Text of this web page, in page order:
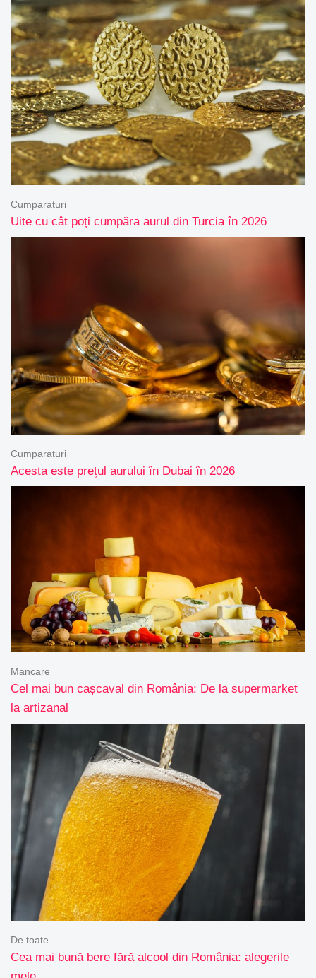
Uite cu cât poți cumpăra aurul din Turcia în 2026
Cumparaturi
Acesta este prețul aurului în Dubai în 2026
Cumparaturi
Cel mai bun cașcaval din România: De la supermarket
la artizanal
Mancare
Cea mai bună bere fără alcool din România: alegerile
De toate